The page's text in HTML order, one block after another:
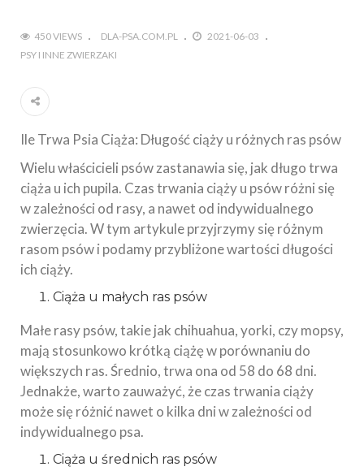
450 VIEWS DLA-PSA.COM.PL
2021-06-03
PSY I INNE ZWIERZAKI
Ile Trwa Psia Ciąża: Długość ciąży u różnych ras psów
Wielu właścicieli psów zastanawia się, jak długo trwa
ciąża u ich pupila. Czas trwania ciąży u psów różni się
w zależności od rasy, a nawet od indywidualnego
zwierzęcia. W tym artykule przyjrzymy się różnym
rasom psów i podamy przybliżone wartości długości
ich ciąży.
Ciąża u małych ras psów
Małe rasy psów, takie jak chihuahua, yorki, czy mopsy,
mają stosunkowo krótką ciążę w porównaniu do
większych ras. Średnio, trwa ona od 58 do 68 dni.
Jednakże, warto zauważyć, że czas trwania ciąży
może się różnić nawet o kilka dni w zależności od
indywidualnego psa.
Ciąża u średnich ras psów